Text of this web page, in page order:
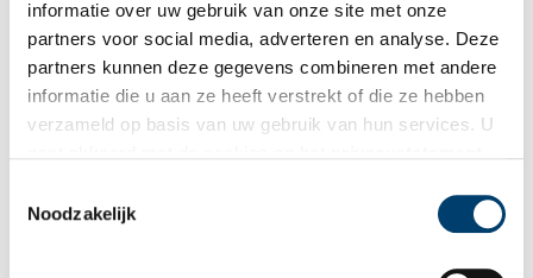
informatie over uw gebruik van onze site met onze
partners voor social media, adverteren en analyse. Deze
partners kunnen deze gegevens combineren met andere
informatie die u aan ze heeft verstrekt of die ze hebben
verzameld op basis van uw gebruik van hun services. U
Noodzakelijk
Bron: Waterlands Archief
Publicatiedatum: 06/08/2024
Ontvang de nieuwsbrief